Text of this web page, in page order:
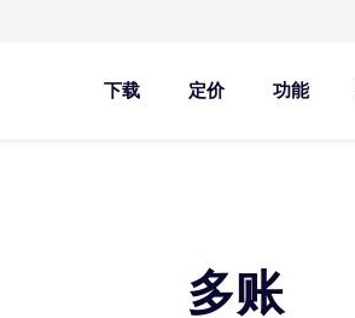
下载 定价 功能
多账